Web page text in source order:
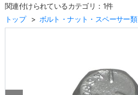
関連付けられているカテゴリ：1件
トップ
ボルト・ナット・スペーサー類